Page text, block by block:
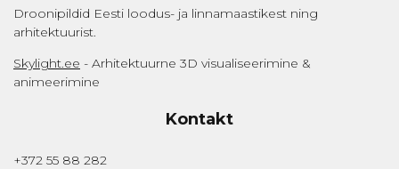
Droonipildid Eesti loodus- ja linnamaastikest ning
arhitektuurist.
Skylight.ee - Arhitektuurne 3D visualiseerimine &
animeerimine
Kontakt
+372 55 88 282